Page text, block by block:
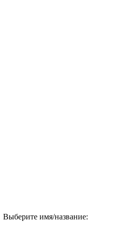
Выберите имя/название: